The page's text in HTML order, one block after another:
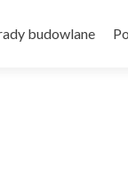
budowlane